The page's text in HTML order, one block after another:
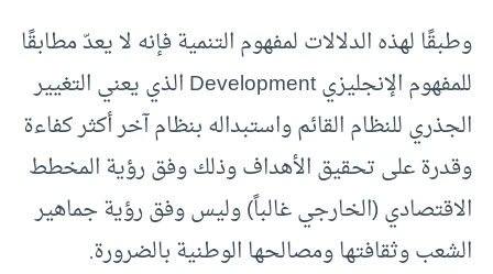
وطبقًا لهذه الدلالات لمفهوم التنمية فإنه لا يعدّ مطابقًا
للمفهوم الإنجليزي Development الذي يعني التغيير
الجذري للنظام القائم واستبداله بنظام آخر أكثر كفاءة
وقدرة على تحقيق الأهداف وذلك وفق رؤية المخطط
الاقتصادي (الخارجي غالباً) وليس وفق رؤية جماهير
الشعب وثقافتها ومصالحها الوطنية بالضرورة.